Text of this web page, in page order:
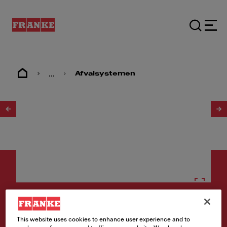
... Afvalsystemen
Afvalsorteer systemen
This website uses cookies to enhance user experience and to